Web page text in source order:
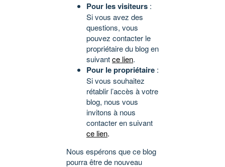
Pour les visiteurs :
Si vous avez des
questions, vous
pouvez contacter le
propriétaire du blog en
suivantce lien.
Pour le propriétaire :
Si vous souhaitez
rétablir l’accès à votre
blog, nous vous
invitons à nous
contacter en suivant
ce lien.
Nous espérons que ce blog
pourra être de nouveau